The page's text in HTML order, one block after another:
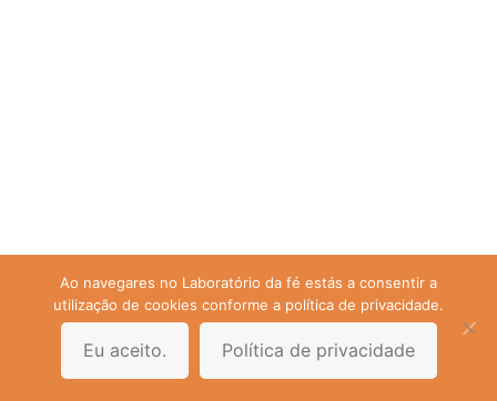
Ao navegares no Laboratório da fé estás a consentir a
utilização de cookies conforme a política de privacidade.
Eu aceito. Política de privacidade